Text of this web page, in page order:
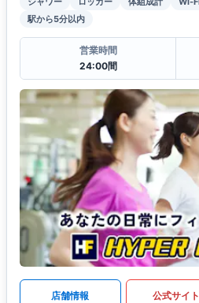
駅から5分以内
営業時間
24:00間
店舗情報 公式サイト